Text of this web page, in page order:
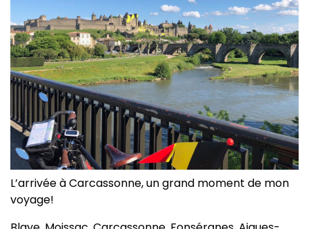
L’arrivée à Carcassonne, un grand moment de mon
voyage!